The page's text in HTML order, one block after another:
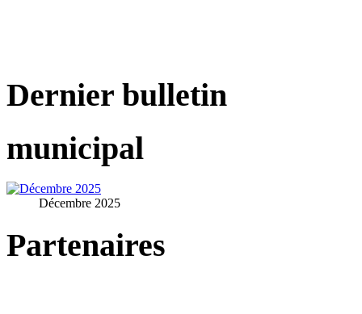
Dernier bulletin
municipal
Décembre 2025
Partenaires